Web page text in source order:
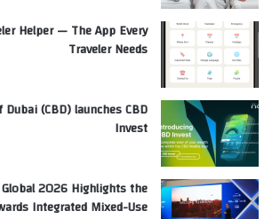
Helper — The App Every
Traveler Needs
(CBD) launches CBD
Invest
2026 Highlights the
Integrated Mixed-Use